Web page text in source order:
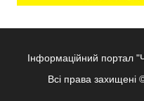
Інформаційний портал
Всі права захищені